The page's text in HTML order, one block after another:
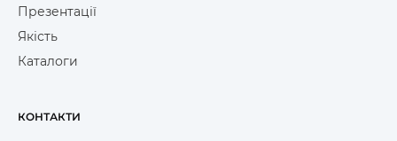
Презентації
Якість
Каталоги
КОНТАКТИ